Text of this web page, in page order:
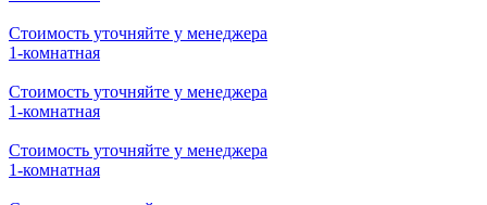
Стоимость уточняйте у менеджера
1-комнатная
Стоимость уточняйте у менеджера
1-комнатная
Стоимость уточняйте у менеджера
1-комнатная